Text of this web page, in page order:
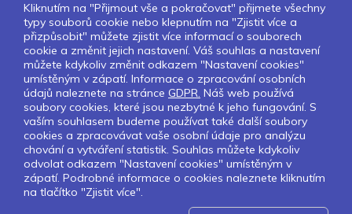
O nás Naše projekty
Pro školy
Partneři
Kontakty
GDPR
Nastavení cookies
Obchodní a licenční podmínky
Sledujte nás:
Pokud chcete dostávat pravidelný
Kliknutím na "Přijmout vše a pokračovat" přijmete všechny
typy souborů cookie nebo klepnutím na "Zjistit více a
přizpůsobit" můžete zjistit více informací o souborech
cookie a změnit jejich nastavení. Váš souhlas a nastavení
můžete kdykoliv změnit odkazem "Nastavení cookies"
umístěným v zápatí. Informace o zpracování osobních
údajů naleznete na stránce GDPR. Náš web používá
soubory cookies, které jsou nezbytné k jeho fungování. S
vaším souhlasem budeme používat také další soubory
cookies a zpracovávat vaše osobní údaje pro analýzu
chování a vytváření statistik. Souhlas můžete kdykoliv
odvolat odkazem "Nastavení cookies" umístěným v
zápatí. Podrobné informace o cookies naleznete kliknutím
na tlačítko "Zjistit více".